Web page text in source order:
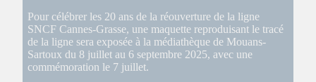
Pour célébrer les 20 ans de la réouverture de la ligne
SNCF Cannes-Grasse, une maquette reproduisant le tracé
de la ligne sera exposée à la médiathèque de Mouans-
Sartoux du 8 juillet au 6 septembre 2025, avec une
commémoration le 7 juillet.